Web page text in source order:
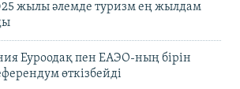
жылы әлемде туризм ең жылдам
Еуроодақ пен ЕАЭО-ның бірін
өткізбейді